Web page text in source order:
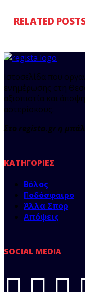
RELATED
Ιστοσελίδα που
ενημέρωσης στη
αξιοπιστία και
αστερίσκους.
Στο regista.gr η
ΚΑΤΗΓΟΡΊΕΣ
Βόλος
Ποδόσφαιρο
Άλλα Σπορ
Απόψεις
SOCIAL MEDIA